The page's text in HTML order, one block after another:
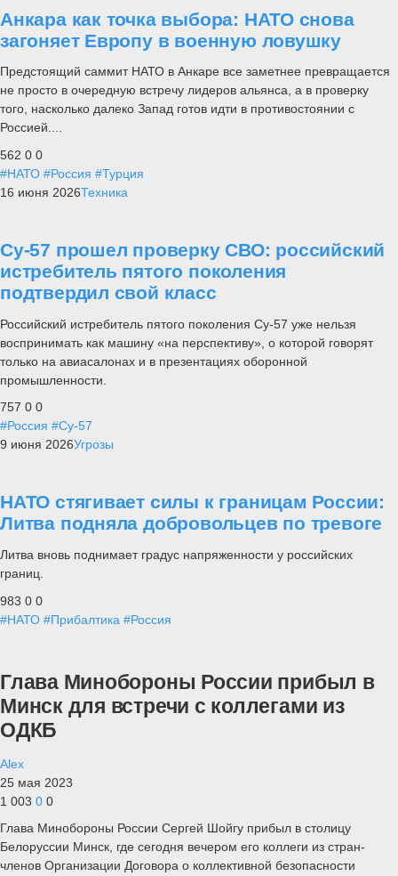
Анкара как точка выбора: НАТО снова
загоняет Европу в военную ловушку
Предстоящий саммит НАТО в Анкаре все заметнее превращается
не просто в очередную встречу лидеров альянса, а в проверку
того, насколько далеко Запад готов идти в противостоянии с
Россией....
562 0 0
#НАТО #Россия #Турция
16 июня 2026Техника
Су-57 прошел проверку СВО: российский
истребитель пятого поколения
подтвердил свой класс
Российский истребитель пятого поколения Су-57 уже нельзя
воспринимать как машину «на перспективу», о которой говорят
только на авиасалонах и в презентациях оборонной
промышленности.
757 0 0
#Россия #Су-57
9 июня 2026Угрозы
НАТО стягивает силы к границам России:
Литва подняла добровольцев по тревоге
Литва вновь поднимает градус напряженности у российских
границ.
983 0 0
#НАТО #Прибалтика #Россия
Глава Минобороны России прибыл в
Минск для встречи с коллегами из
ОДКБ
Alex
25 мая 2023
1 003 0 0
Глава Минобороны России Сергей Шойгу прибыл в столицу
Белоруссии Минск, где сегодня вечером его коллеги из стран-
членов Организации Договора о коллективной безопасности